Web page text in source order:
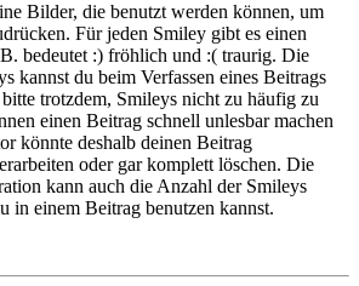
Bilder, die benutzt werden können, um
Für jeden Smiley gibt es einen
bedeutet :) fröhlich und :( traurig. Die
kannst du beim Verfassen eines Beitrags
bitte trotzdem, Smileys nicht zu häufig zu
einen Beitrag schnell unlesbar machen
könnte deshalb deinen Beitrag
oder gar komplett löschen. Die
kann auch die Anzahl der Smileys
in einem Beitrag benutzen kannst.